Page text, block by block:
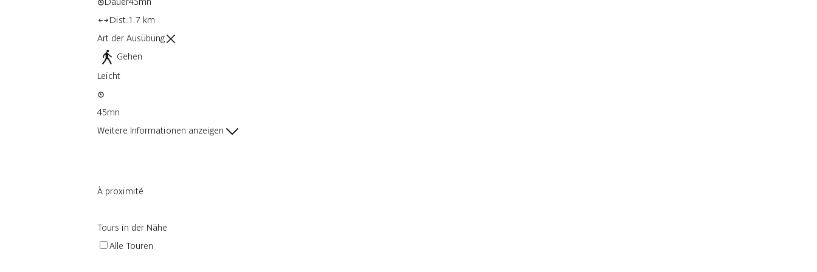
Dist. 1.7 km
Art der Ausübung
Gehen
Leicht
45mn
Weitere Informationen anzeigen
À proximité
Tours in der Nähe
Alle Touren